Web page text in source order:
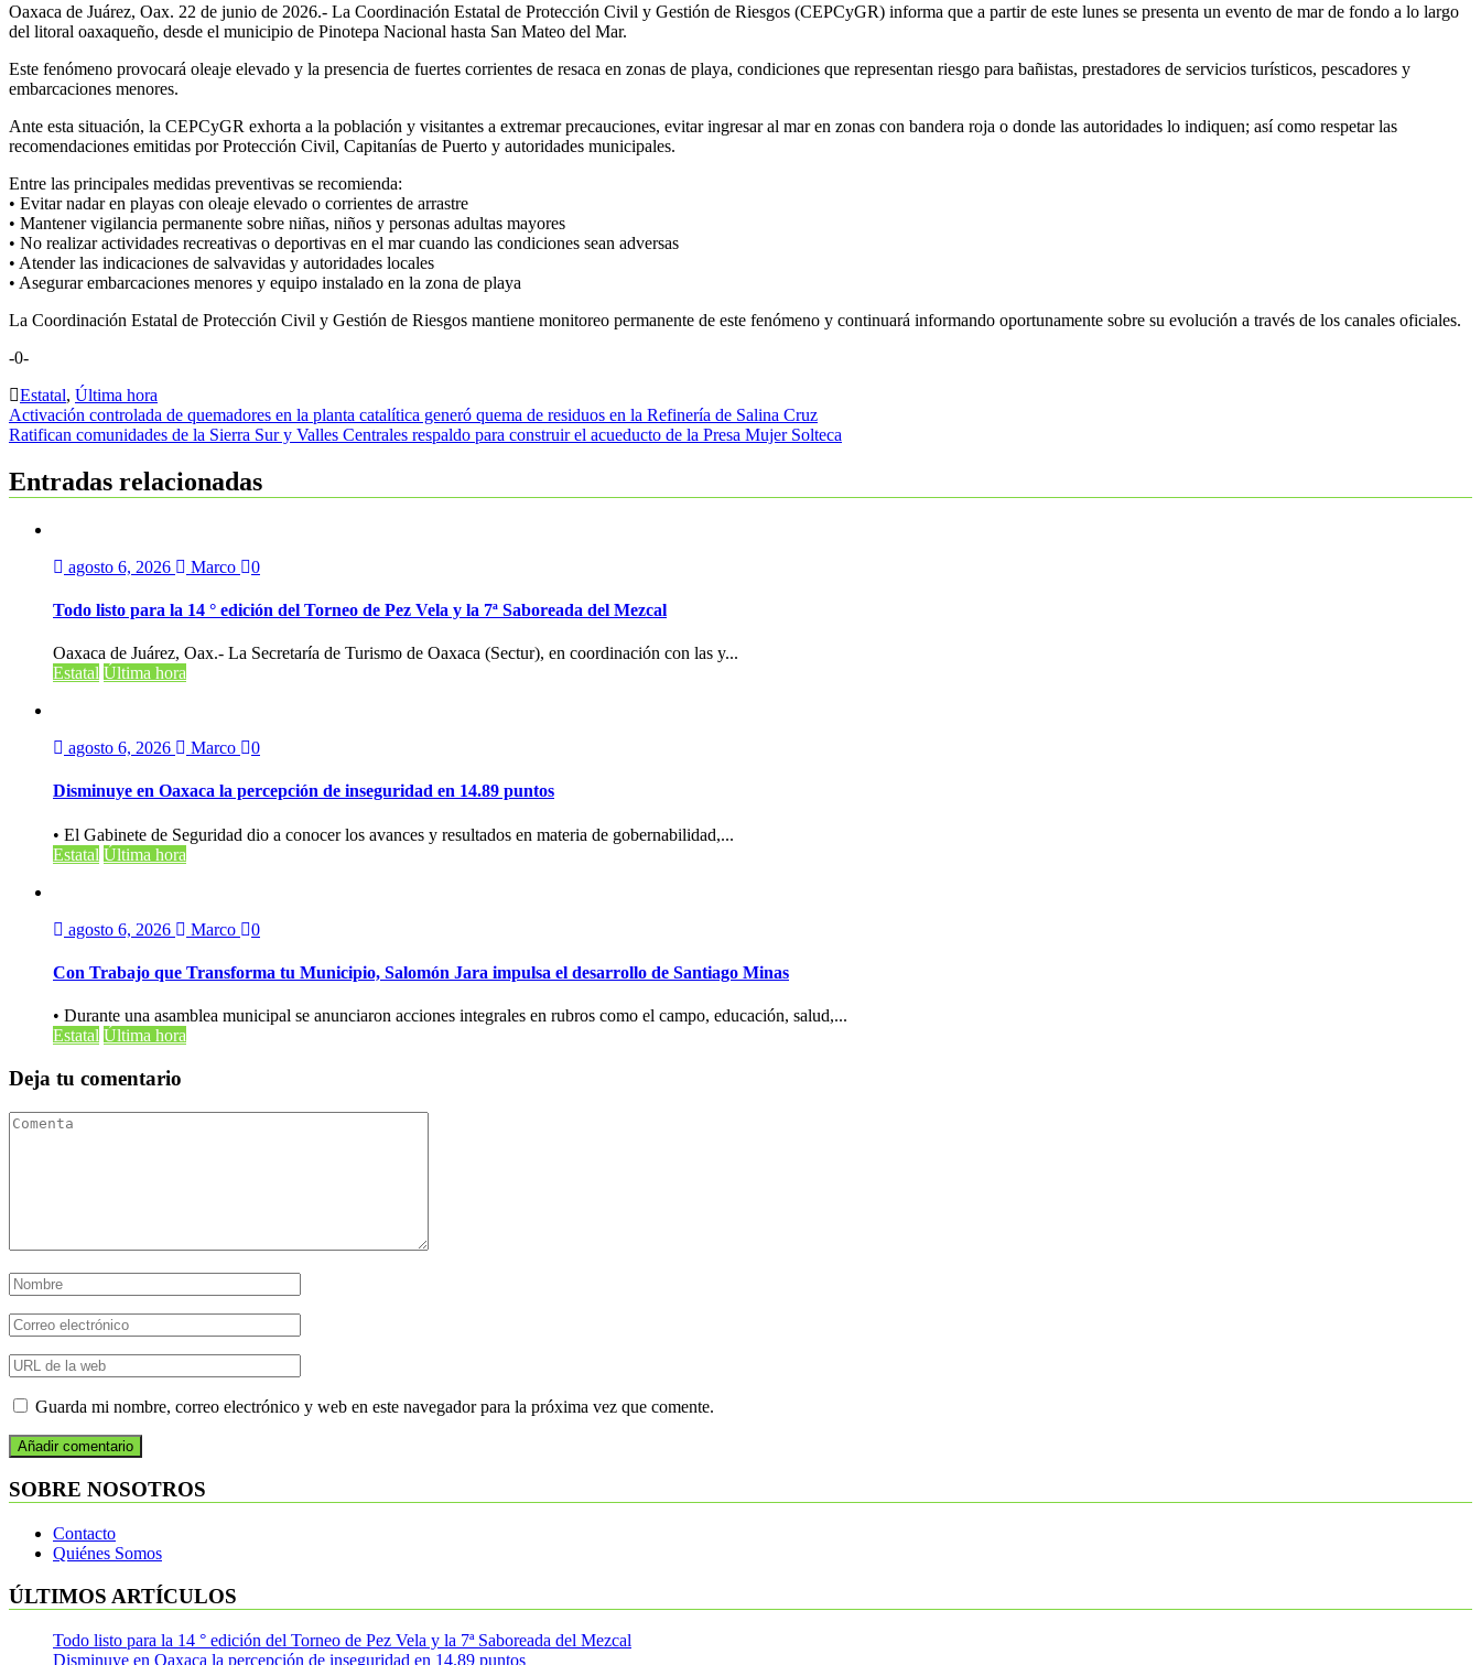
Oaxaca de Juárez, Oax. 22 de junio de 2026.- La Coordinación Estatal de Protección Civil y Gestión de Riesgos (CEPCyGR) informa que a partir de este lunes se presenta un evento de mar de fondo a lo largo
del litoral oaxaqueño, desde el municipio de Pinotepa Nacional hasta San Mateo del Mar.
Este fenómeno provocará oleaje elevado y la presencia de fuertes corrientes de resaca en zonas de playa, condiciones que representan riesgo para bañistas, prestadores de servicios turísticos, pescadores y
embarcaciones menores.
Ante esta situación, la CEPCyGR exhorta a la población y visitantes a extremar precauciones, evitar ingresar al mar en zonas con bandera roja o donde las autoridades lo indiquen; así como respetar las
recomendaciones emitidas por Protección Civil, Capitanías de Puerto y autoridades municipales.
Entre las principales medidas preventivas se recomienda:
• Evitar nadar en playas con oleaje elevado o corrientes de arrastre
• Mantener vigilancia permanente sobre niñas, niños y personas adultas mayores
• No realizar actividades recreativas o deportivas en el mar cuando las condiciones sean adversas
• Atender las indicaciones de salvavidas y autoridades locales
• Asegurar embarcaciones menores y equipo instalado en la zona de playa
La Coordinación Estatal de Protección Civil y Gestión de Riesgos mantiene monitoreo permanente de este fenómeno y continuará informando oportunamente sobre su evolución a través de los canales oficiales.
-0-
Estatal, Última hora
Navegación
de
entradas
Activación controlada de quemadores en la planta catalítica generó quema de residuos en la Refinería de Salina Cruz
Ratifican comunidades de la Sierra Sur y Valles Centrales respaldo para construir el acueducto de la Presa Mujer Solteca
Entradas relacionadas
agosto 6, 2026 Marco 0
Todo listo para la 14 ° edición del Torneo de Pez Vela y la 7ª Saboreada del Mezcal
Oaxaca de Juárez, Oax.- La Secretaría de Turismo de Oaxaca (Sectur), en coordinación con las y...
Estatal Última hora
agosto 6, 2026 Marco 0
Disminuye en Oaxaca la percepción de inseguridad en 14.89 puntos
• El Gabinete de Seguridad dio a conocer los avances y resultados en materia de gobernabilidad,...
Estatal Última hora
agosto 6, 2026 Marco 0
Con Trabajo que Transforma tu Municipio, Salomón Jara impulsa el desarrollo de Santiago Minas
• Durante una asamblea municipal se anunciaron acciones integrales en rubros como el campo, educación, salud,...
Estatal Última hora
Deja tu comentario
Guarda mi nombre, correo electrónico y web en este navegador para la próxima vez que comente.
SOBRE NOSOTROS
Contacto
Quiénes Somos
ÚLTIMOS ARTÍCULOS
Todo listo para la 14 ° edición del Torneo de Pez Vela y la 7ª Saboreada del Mezcal
Disminuye en Oaxaca la percepción de inseguridad en 14.89 puntos